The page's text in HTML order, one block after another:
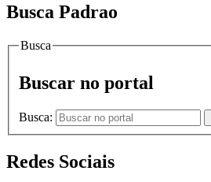
Busca Padrao
Busca
Buscar no portal
Busca:
Redes Sociais